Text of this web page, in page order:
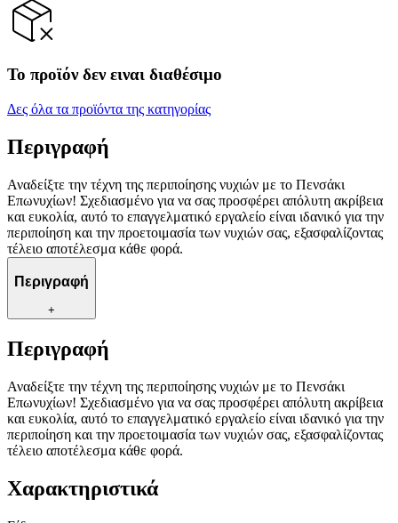
Το προϊόν δεν ειναι διαθέσιμο
Δες όλα τα προϊόντα της κατηγορίας
Περιγραφή
Αναδείξτε την τέχνη της περιποίησης νυχιών με το Πενσάκι
Επωνυχίων! Σχεδιασμένο για να σας προσφέρει απόλυτη ακρίβεια
και ευκολία, αυτό το επαγγελματικό εργαλείο είναι ιδανικό για την
περιποίηση και την προετοιμασία των νυχιών σας, εξασφαλίζοντας
τέλειο αποτέλεσμα κάθε φορά.
Περιγραφή
+
Περιγραφή
Αναδείξτε την τέχνη της περιποίησης νυχιών με το Πενσάκι
Επωνυχίων! Σχεδιασμένο για να σας προσφέρει απόλυτη ακρίβεια
και ευκολία, αυτό το επαγγελματικό εργαλείο είναι ιδανικό για την
περιποίηση και την προετοιμασία των νυχιών σας, εξασφαλίζοντας
τέλειο αποτέλεσμα κάθε φορά.
Χαρακτηριστικά